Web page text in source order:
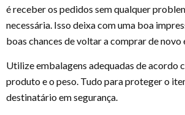
é receber os pedidos sem qualquer
necessária. Isso deixa com uma boa
boas chances de voltar a comprar de novo
Utilize embalagens adequadas de acordo
produto e o peso. Tudo para proteger o
destinatário em segurança.